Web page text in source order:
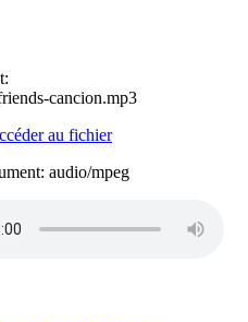
cancion.mp3
au fichier
audio/mpeg